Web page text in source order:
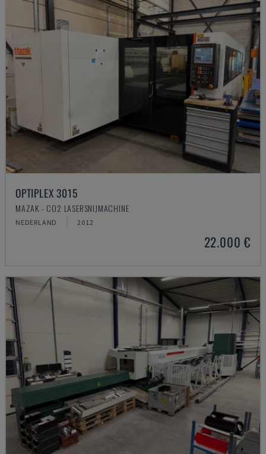
OPTIPLEX 3015
MAZAK - CO2 LASERSNIJMACHINE
NEDERLAND 2012
22.000 €